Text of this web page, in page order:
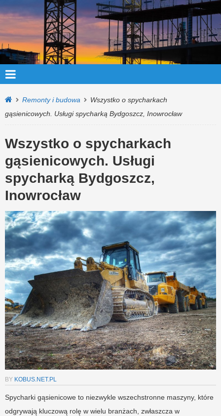
Remonty i budowa
Wszystko o spycharkach
gąsienicowych. Usługi spycharką Bydgoszcz, Inowrocław
Wszystko o spycharkach
gąsienicowych. Usługi
spycharką Bydgoszcz,
Inowrocław
BY KOBUS.NET.PL
Spycharki gąsienicowe to niezwykle wszechstronne maszyny, które
odgrywają kluczową rolę w wielu branżach, zwłaszcza w